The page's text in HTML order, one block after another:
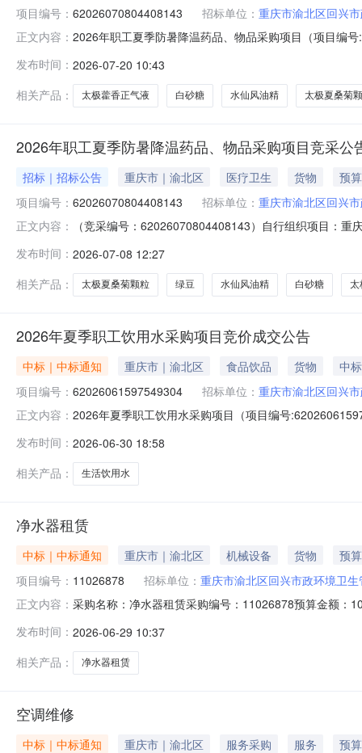
项目编号： 62026070804408143 招标单位： 重庆市渝北区回兴
正文内容： 2026年职工夏季防暑降温药品、物品采购项目（项目编
间：2026-07-1409:00-2026-07-1413:00二、采购单位
发布时间： 2026-07-20 10:43
相关产品：
太极藿香正气液 白砂糖 水仙风油精 太极夏桑菊
2026年职工夏季防暑降温药品、物品采购项目竞采公
招标｜招标公告 重庆市｜渝北区 医疗卫生 货物
预
项目编号： 62026070804408143 招标单位： 重庆市渝北区回兴
正文内容：
（竞采编号：62026070804408143）自行组织项目：
量小计（元）商品类目:合成材料助剂需求描述:太极夏
发布时间： 2026-07-08 12:27
相关产品：
太极夏桑菊颗粒 绿豆 水仙风油精 白砂糖 太
2026年夏季职工饮用水采购项目竞价成交公告
中标｜中标通知 重庆市｜渝北区 食品饮品 货物
中
项目编号： 62026061597549304 招标单位： 重庆市渝北区回兴
正文内容： 2026年夏季职工饮用水采购项目（项目编号
06-2213:00二、采购单位信息采购单位名称：重庆市渝
发布时间： 2026-06-30 18:58
相关产品：
生活饮用水
净水器租赁
中标｜中标通知 重庆市｜渝北区 机械设备 货物
预
项目编号： 11026878 招标单位： 重庆市渝北区回兴市政环境卫
正文内容： 采购名称：净水器租赁采购编号：11026878预算金额：
发布时间： 2026-06-29 10:37
相关产品：
净水器租赁
空调维修
中标｜中标通知 重庆市｜渝北区 服务采购 服务
预